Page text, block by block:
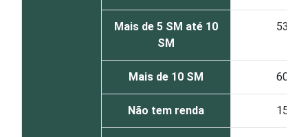
Mais de 5 SM até 10
SM
53
Mais de 10 SM 60
Não tem renda 15